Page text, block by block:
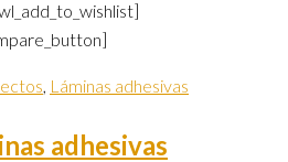
Láminas adhesivas
adhesivas